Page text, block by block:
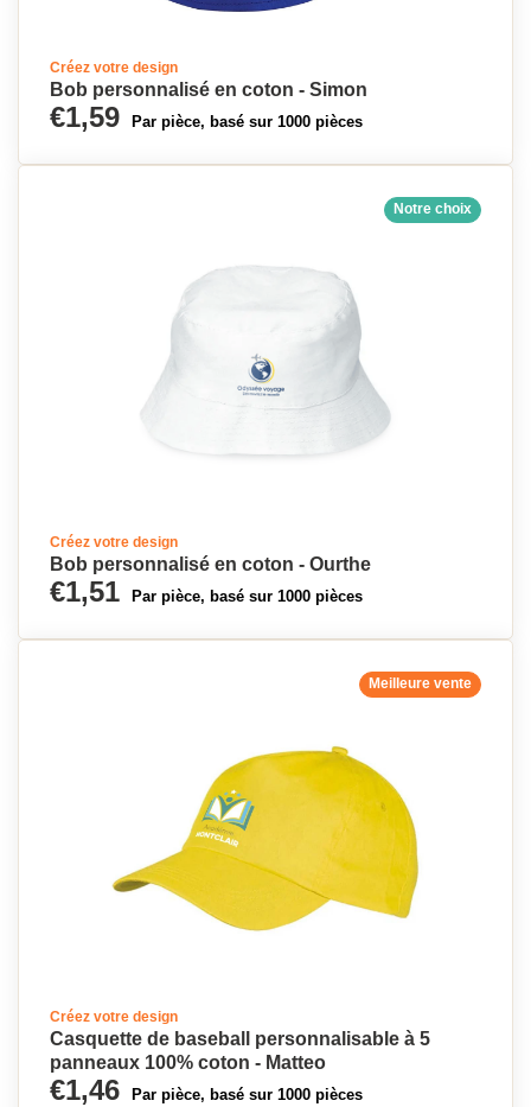
Créez votre design
Bob personnalisé en coton - Simon
€1,59 Par pièce, basé sur 1000 pièces
Notre choix
Créez votre design
Bob personnalisé en coton - Ourthe
€1,51 Par pièce, basé sur 1000 pièces
Meilleure vente
Créez votre design
Casquette de baseball personnalisable à 5
panneaux 100% coton - Matteo
€1,46 Par pièce, basé sur 1000 pièces